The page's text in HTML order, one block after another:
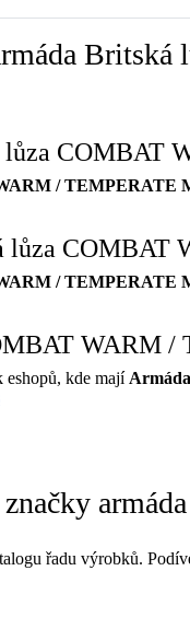
COMBAT
/ TEMPERATE
lůza
/ TEMPERATE
WARM
eshopů, kde mají
řadu výrobků.